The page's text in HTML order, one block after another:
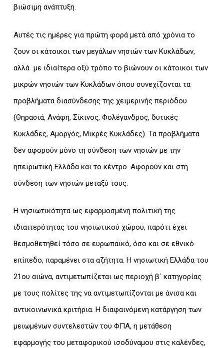
βιώσιμη ανάπτυξη.
Αυτές τις ημέρες για πρώτη φορά μετά από χρόνια το
ζουν οι κάτοικοι των μεγάλων νησιών των Κυκλάδων,
αλλά με ιδιαίτερα οξύ τρόπο το βιώνουν οι κάτοικοι των
μικρών νησιών των Κυκλάδων όπου συνεχίζονται τα
προβλήματα διασύνδεσης της χειμερινής περιόδου
(Θηρασιά, Ανάφη, Σίκινος, Φολέγανδρος, δυτικές
Κυκλάδες, Αμοργός, Μικρές Κυκλάδες). Τα προβλήματα
δεν αφορούν μόνο τη σύνδεση των νησιών με την
ηπειρωτική Ελλάδα και το κέντρο. Αφορούν και στη
σύνδεση των νησιών μεταξύ τους.
Η νησιωτικότητα ως εφαρμοσμένη πολιτική της
ιδιαιτερότητας του νησιωτικού χώρου, παρότι έχει
θεσμοθετηθεί τόσο σε ευρωπαϊκό, όσο και σε εθνικό
επίπεδο, παραμένει στα αζήτητα. Η νησιωτική Ελλάδα του
21ου αιώνα, αντιμετωπίζεται ως περιοχή β΄ κατηγορίας
με τους πολίτες της να αντιμετωπίζονται με άνισα και
αντικοινωνικά κριτήρια. Η διαφαινόμενη κατάργηση των
μειωμένων συντελεστών του ΦΠΑ, η μετάθεση
εφαρμογής του μεταφορικού ισοδύναμου στις καλένδες,